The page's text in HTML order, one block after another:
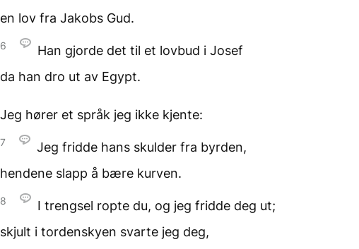
en lov fra Jakobs Gud.
6 Han gjorde det til et lovbud i Josef
da han dro ut av Egypt.
Jeg hører et språk jeg ikke kjente:
7 Jeg fridde hans skulder fra byrden,
hendene slapp å bære kurven.
8 I trengsel ropte du, og jeg fridde deg ut;
skjult i tordenskyen svarte jeg deg,